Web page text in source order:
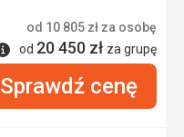
od 10 805 zł za osobę
Informacje
od 20 450 zł za grupę
Sprawdź cenę